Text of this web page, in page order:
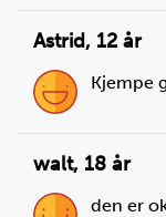
Steg2
Skjær paprika i
strimlene bort
Astrid, 12 år
Kjempe
walt, 18 år
den er